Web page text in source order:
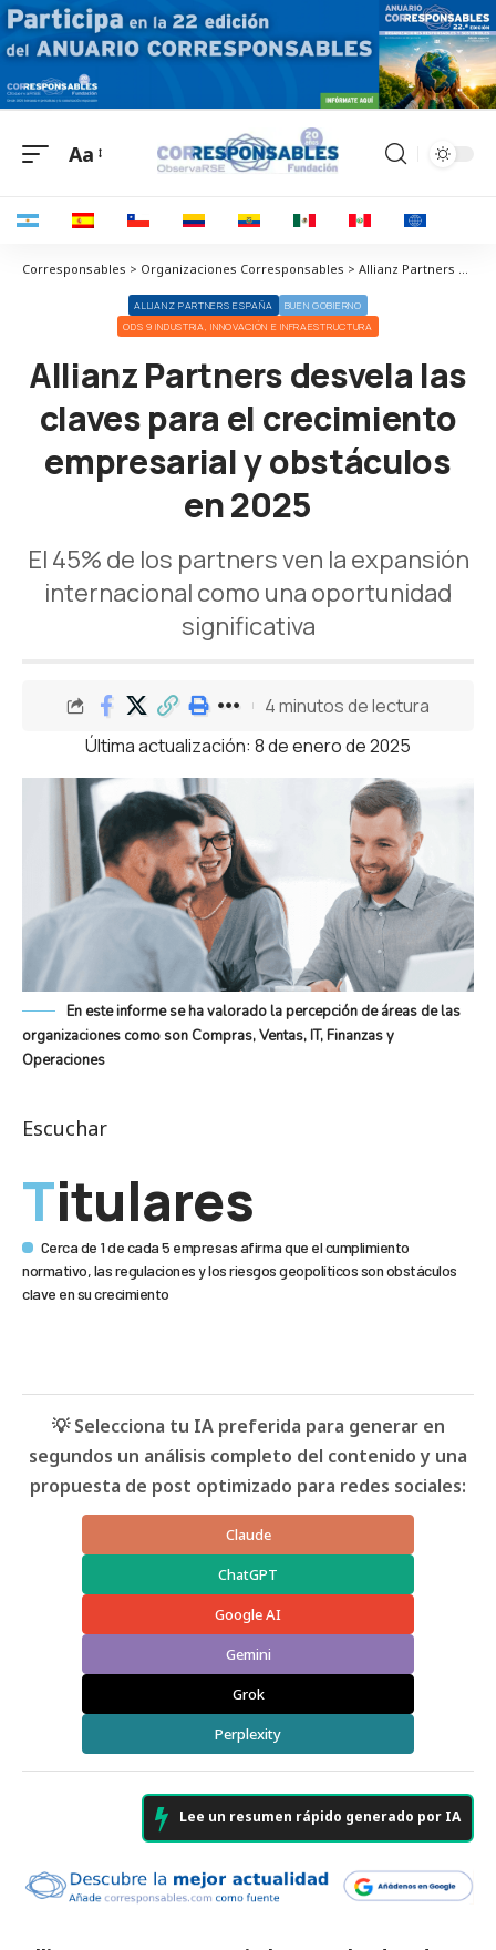
Aa
Corresponsables > Organizaciones Corresponsables > Allianz Partners España > Allianz Partners desvela las claves para el crecimiento empresarial y obstáculos en 2025
ALLIANZ PARTNERS ESPAÑA
BUEN GOBIERNO
ODS 9 INDUSTRIA, INNOVACIÓN E INFRAESTRUCTURA
Allianz Partners desvela las
claves para el crecimiento
empresarial y obstáculos
en 2025
El 45% de los partners ven la expansión
internacional como una oportunidad
significativa
Última actualización: 8 de enero de 2025
4 minutos de lectura
En este informe se ha valorado la percepción de áreas de las
organizaciones como son Compras, Ventas, IT, Finanzas y
Operaciones
Escuchar
Titulares
Cerca de 1 de cada 5 empresas afirma que el cumplimiento
normativo, las regulaciones y los riesgos geopolíticos son obstáculos
clave en su crecimiento
💡 Selecciona tu IA preferida para generar en
segundos un análisis completo del contenido y una
propuesta de post optimizado para redes sociales:
Claude
ChatGPT
Google AI
Gemini
Grok
Perplexity
Lee un resumen rápido generado por IA